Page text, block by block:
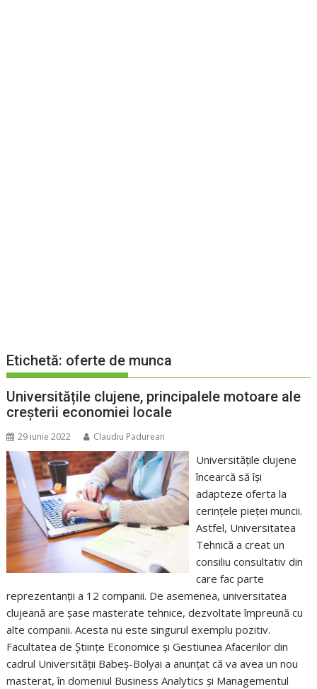
Etichetă: oferte de munca
Universitățile clujene, principalele motoare ale
creșterii economiei locale
29 iunie 2022 Claudiu Padurean
Universitățile clujene
încearcă să își
adapteze oferta la
cerințele pieței muncii.
Astfel, Universitatea
Tehnică a creat un
consiliu consultativ din
care fac parte
reprezentanții a 12 companii. De asemenea, universitatea
clujeană are șase masterate tehnice, dezvoltate împreună cu
alte companii. Acesta nu este singurul exemplu pozitiv.
Facultatea de Științe Economice și Gestiunea Afacerilor din
cadrul Universității Babeș-Bolyai a anunțat că va avea un nou
masterat, în domeniul Business Analytics și Managementul